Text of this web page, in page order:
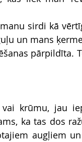
sirdi kā
un mans
pārpildīta.
krūmu, jau
ka tas dos
augļiem